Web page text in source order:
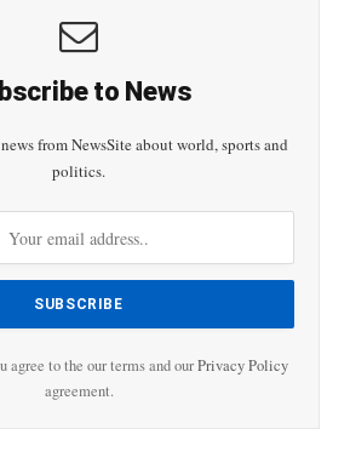
to News
from NewsSite about world, sports and
politics.
agree to the our terms and ourPrivacy Policy
agreement.